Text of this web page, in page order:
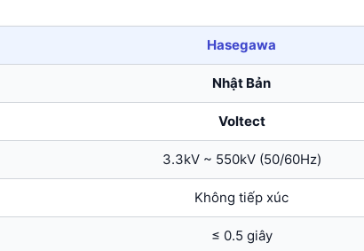
Hasegawa
Nhật Bản
Voltect
3.3kV ~ 550kV (50/60Hz)
Không tiếp xúc
≤ 0.5 giây